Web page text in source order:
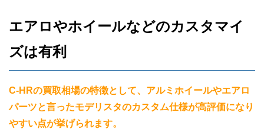
エアロやホイールなどのカスタマイ
ズは有利
C-HRの買取相場の特徴として、アルミホイールやエアロ
パーツと言ったモデリスタのカスタム仕様が高評価になり
やすい点が挙げられます。